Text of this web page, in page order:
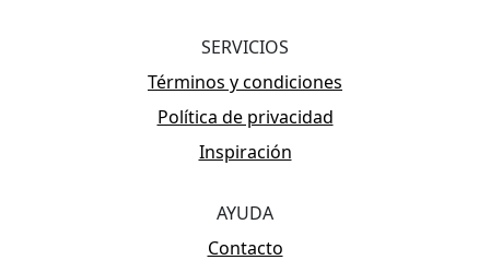
SERVICIOS
Términos y condiciones
Política de privacidad
Inspiración
AYUDA
Contacto